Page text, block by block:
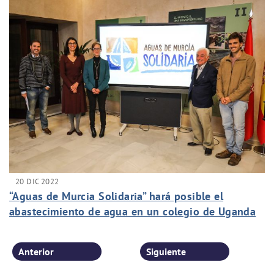
20 DIC 2022
“Aguas de Murcia Solidaria” hará posible el
abastecimiento de agua en un colegio de Uganda
Anterior Siguiente